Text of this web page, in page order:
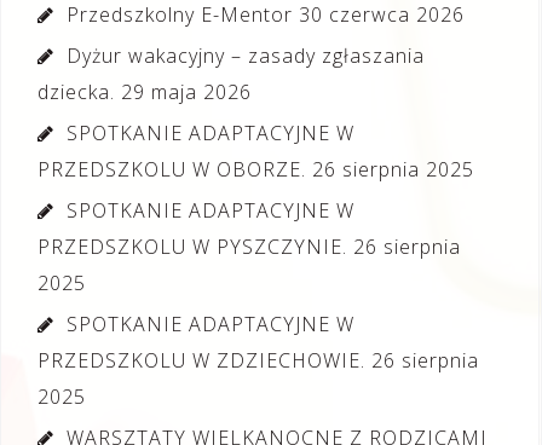
Przedszkolny E-Mentor 30 czerwca 2026
Dyżur wakacyjny – zasady zgłaszania
dziecka. 29 maja 2026
SPOTKANIE ADAPTACYJNE W
PRZEDSZKOLU W OBORZE. 26 sierpnia 2025
SPOTKANIE ADAPTACYJNE W
PRZEDSZKOLU W PYSZCZYNIE. 26 sierpnia
2025
SPOTKANIE ADAPTACYJNE W
PRZEDSZKOLU W ZDZIECHOWIE. 26 sierpnia
2025
WARSZTATY WIELKANOCNE Z RODZICAMI